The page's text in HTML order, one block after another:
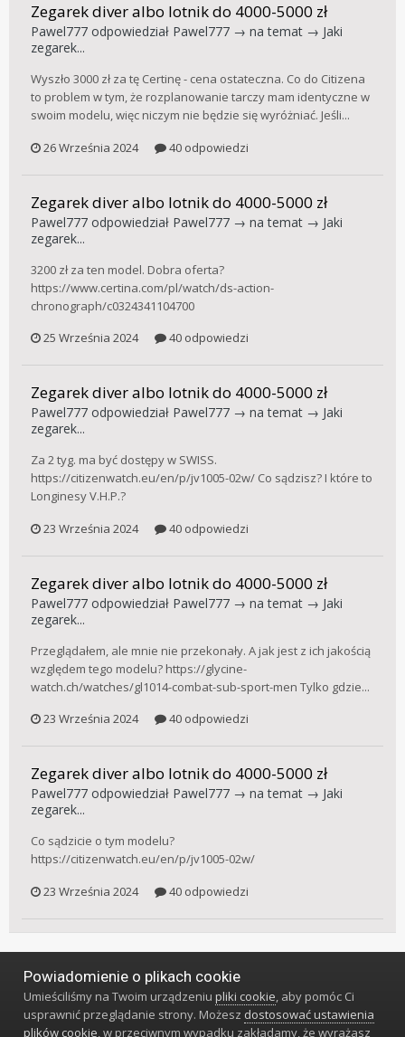
Zegarek diver albo lotnik do 4000-5000 zł
Pawel777 odpowiedział Pawel777 → na temat → Jaki
zegarek...
Wyszło 3000 zł za tę Certinę - cena ostateczna. Co do Citizena
to problem w tym, że rozplanowanie tarczy mam identyczne w
swoim modelu, więc niczym nie będzie się wyróżniać. Jeśli...
26 Września 2024
40 odpowiedzi
Zegarek diver albo lotnik do 4000-5000 zł
Pawel777 odpowiedział Pawel777 → na temat → Jaki
zegarek...
3200 zł za ten model. Dobra oferta?
https://www.certina.com/pl/watch/ds-action-
chronograph/c0324341104700
25 Września 2024
40 odpowiedzi
Zegarek diver albo lotnik do 4000-5000 zł
Pawel777 odpowiedział Pawel777 → na temat → Jaki
zegarek...
Za 2 tyg. ma być dostępy w SWISS.
https://citizenwatch.eu/en/p/jv1005-02w/ Co sądzisz? I które to
Longinesy V.H.P.?
23 Września 2024
40 odpowiedzi
Zegarek diver albo lotnik do 4000-5000 zł
Pawel777 odpowiedział Pawel777 → na temat → Jaki
zegarek...
Przeglądałem, ale mnie nie przekonały. A jak jest z ich jakością
względem tego modelu? https://glycine-
watch.ch/watches/gl1014-combat-sub-sport-men Tylko gdzie...
23 Września 2024
40 odpowiedzi
Zegarek diver albo lotnik do 4000-5000 zł
Pawel777 odpowiedział Pawel777 → na temat → Jaki
zegarek...
Co sądzicie o tym modelu?
https://citizenwatch.eu/en/p/jv1005-02w/
23 Września 2024
40 odpowiedzi
Język Styl Polityka prywatności
Klub Miłośników Zegarów i Zegarków
Powered by Invision Community
Powiadomienie o plikach cookie
Umieściliśmy na Twoim urządzeniupliki cookie, aby pomóc Ci
usprawnić przeglądanie strony. Możesz dostosować ustawienia
plików cookie, w przeciwnym wypadku zakładamy, że wyrażasz